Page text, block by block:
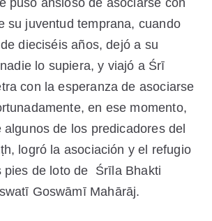
su juventud temprana, cuando
dieciséis años, dejó a su
lo supiera, y viajó a Śrī
con la esperanza de asociarse
en ese momento,
algunos de los predicadores del
logró la asociación y el refugio
pies de loto de Śrīla Bhakti
Goswāmī Mahārāj.